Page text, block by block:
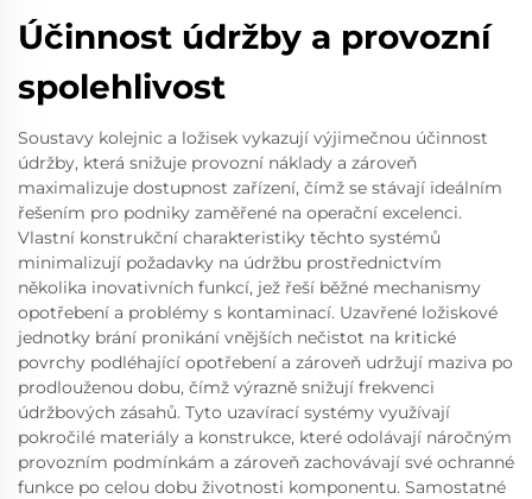
Účinnost údržby a provozní
spolehlivost
Soustavy kolejnic a ložisek vykazují výjimečnou účinnost
údržby, která snižuje provozní náklady a zároveň
maximalizuje dostupnost zařízení, čímž se stávají ideálním
řešením pro podniky zaměřené na operační excelenci.
Vlastní konstrukční charakteristiky těchto systémů
minimalizují požadavky na údržbu prostřednictvím
několika inovativních funkcí, jež řeší běžné mechanismy
opotřebení a problémy s kontaminací. Uzavřené ložiskové
jednotky brání pronikání vnějších nečistot na kritické
povrchy podléhající opotřebení a zároveň udržují maziva po
prodlouženou dobu, čímž výrazně snižují frekvenci
údržbových zásahů. Tyto uzavírací systémy využívají
pokročilé materiály a konstrukce, které odolávají náročným
provozním podmínkám a zároveň zachovávají své ochranné
funkce po celou dobu životnosti komponentu. Samostatné